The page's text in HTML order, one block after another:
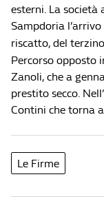
esterni. La
Sampdoria
riscatto, del
Percorso opposto
Zanoli, che a
prestito secco.
Contini che torna
Le Firme